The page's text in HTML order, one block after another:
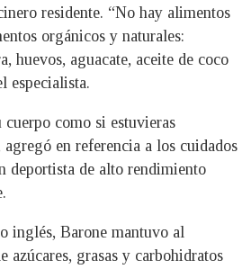
residente. “No hay alimentos
orgánicos y naturales:
huevos, aguacate, aceite de coco
especialista.
cuerpo como si estuvieras
en referencia a los cuidados
deportista de alto rendimiento
inglés, Barone mantuvo al
azúcares, grasas y carbohidratos